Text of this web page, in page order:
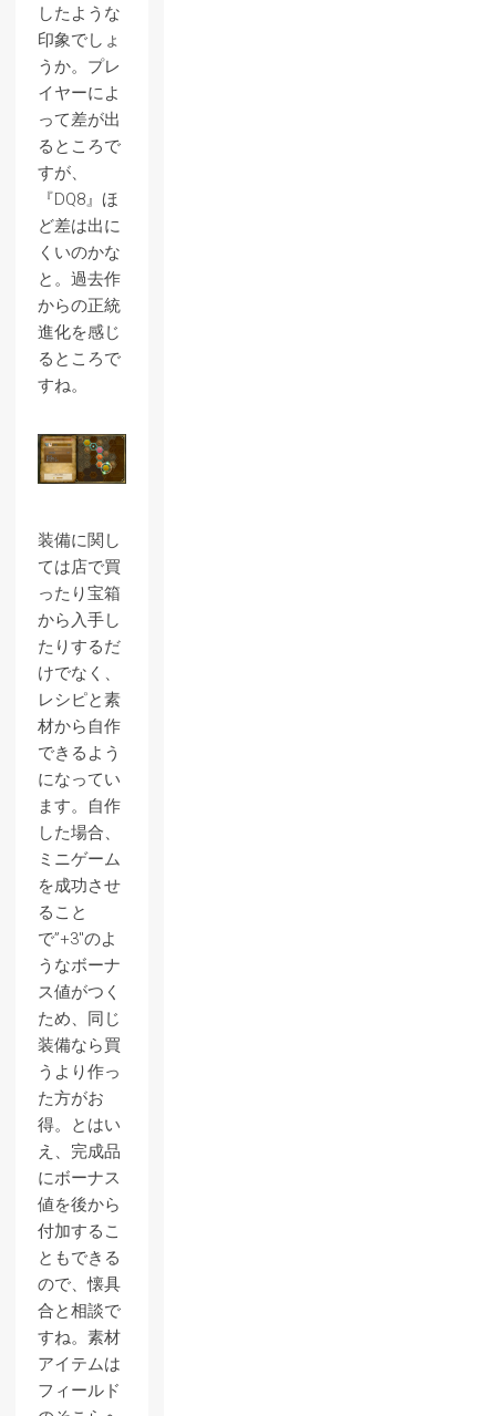
したような
印象でしょ
うか。プレ
イヤーによ
って差が出
るところで
すが、
『DQ8』ほ
ど差は出に
くいのかな
と。過去作
からの正統
進化を感じ
るところで
すね。
装備に関し
ては店で買
ったり宝箱
から入手し
たりするだ
けでなく、
レシピと素
材から自作
できるよう
になってい
ます。自作
した場合、
ミニゲーム
を成功させ
ること
で”+3″のよ
うなボーナ
ス値がつく
ため、同じ
装備なら買
うより作っ
た方がお
得。とはい
え、完成品
にボーナス
値を後から
付加するこ
ともできる
ので、懐具
合と相談で
すね。素材
アイテムは
フィールド